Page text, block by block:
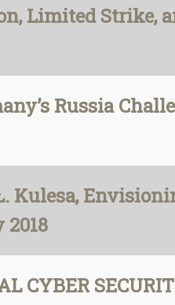
Limited Strike,
Russia